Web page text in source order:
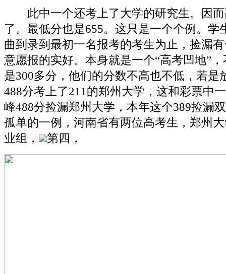
此中一个还考上了大学的研究生。因而
了。最低分也是655。这只是一个个例。学
曲到录到最初一名报考的考生为止，捡漏
意愿报的实好。本身就是一个“高考凹地”
是300多分，他们的分数不高也不低，若是
488分考上了211的郑州大学，这和彩票中
峰488分捡漏郑州大学，本年这个389捡漏
孤单的一例，河南省有两位高考生，郑州
业组，
第四，